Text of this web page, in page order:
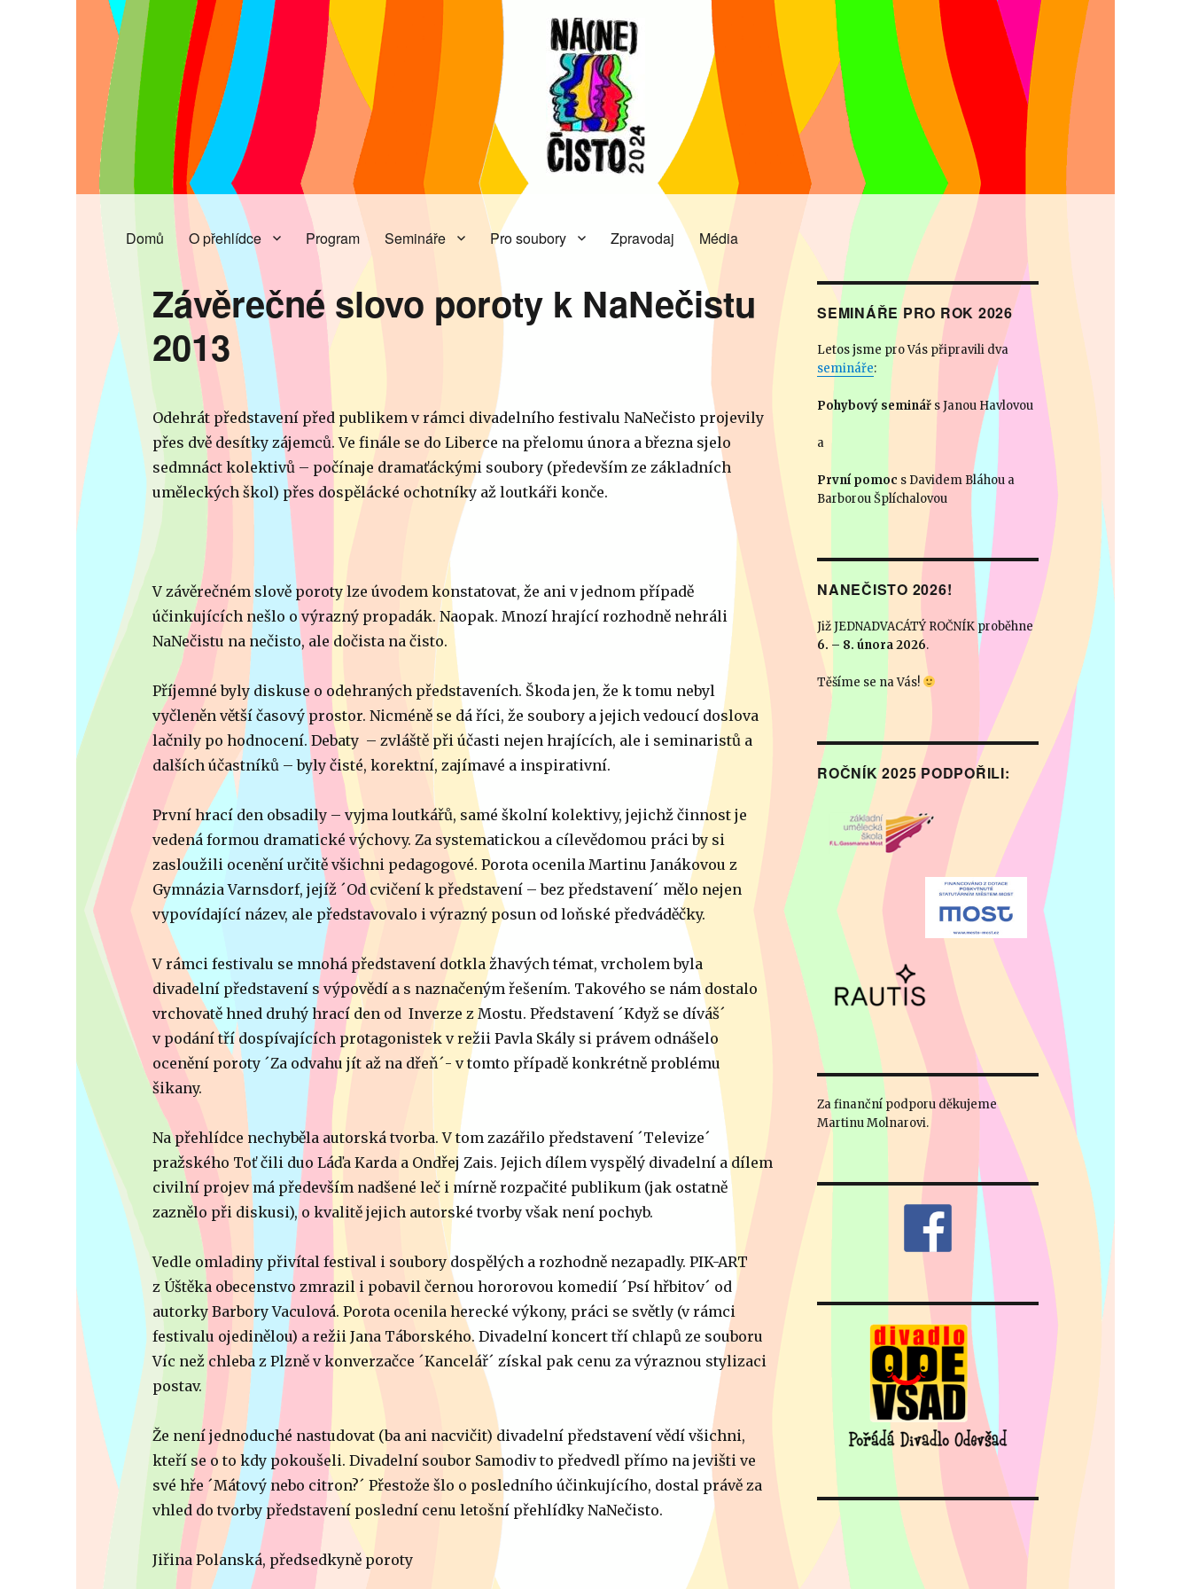
Domů O přehlídce Program Semináře Pro soubory Zpravodaj Média
NaNečisto
Divadelní přehlídka NaNečisto
Závěrečné slovo poroty k NaNečistu
2013
Odehrát představení před publikem v rámci divadelního festivalu NaNečisto projevily
přes dvě desítky zájemců. Ve finále se do Liberce na přelomu února a března sjelo
sedmnáct kolektivů – počínaje dramaťáckými soubory (především ze základních
uměleckých škol) přes dospělácké ochotníky až loutkáři konče.
V závěrečném slově poroty lze úvodem konstatovat, že ani v jednom případě
účinkujících nešlo o výrazný propadák. Naopak. Mnozí hrající rozhodně nehráli
NaNečistu na nečisto, ale dočista na čisto.
Příjemné byly diskuse o odehraných představeních. Škoda jen, že k tomu nebyl
vyčleněn větší časový prostor. Nicméně se dá říci, že soubory a jejich vedoucí doslova
lačnily po hodnocení. Debaty – zvláště při účasti nejen hrajících, ale i seminaristů a
dalších účastníků – byly čisté, korektní, zajímavé a inspirativní.
První hrací den obsadily – vyjma loutkářů, samé školní kolektivy, jejichž činnost je
vedená formou dramatické výchovy. Za systematickou a cílevědomou práci by si
zasloužili ocenění určitě všichni pedagogové. Porota ocenila Martinu Janákovou z
Gymnázia Varnsdorf, jejíž ´Od cvičení k představení – bez představení´ mělo nejen
vypovídající název, ale představovalo i výrazný posun od loňské předváděčky.
V rámci festivalu se mnohá představení dotkla žhavých témat, vrcholem byla
divadelní představení s výpovědí a s naznačeným řešením. Takového se nám dostalo
vrchovatě hned druhý hrací den od Inverze z Mostu. Představení ´Když se díváš´
v podání tří dospívajících protagonistek v režii Pavla Skály si právem odnášelo
ocenění poroty ´Za odvahu jít až na dřeň´- v tomto případě konkrétně problému
šikany.
Na přehlídce nechyběla autorská tvorba. V tom zazářilo představení ´Televize´
pražského Toť čili duo Láďa Karda a Ondřej Zais. Jejich dílem vyspělý divadelní a dílem
civilní projev má především nadšené leč i mírně rozpačité publikum (jak ostatně
zaznělo při diskusi), o kvalitě jejich autorské tvorby však není pochyb.
Vedle omladiny přivítal festival i soubory dospělých a rozhodně nezapadly. PIK-ART
z Úštěka obecenstvo zmrazil i pobavil černou hororovou komedií ´Psí hřbitov´ od
autorky Barbory Vaculová. Porota ocenila herecké výkony, práci se světly (v rámci
festivalu ojedinělou) a režii Jana Táborského. Divadelní koncert tří chlapů ze souboru
Víc než chleba z Plzně v konverzačce ´Kancelář´ získal pak cenu za výraznou stylizaci
postav.
Že není jednoduché nastudovat (ba ani nacvičit) divadelní představení vědí všichni,
kteří se o to kdy pokoušeli. Divadelní soubor Samodiv to předvedl přímo na jevišti ve
své hře ´Mátový nebo citron?´ Přestože šlo o posledního účinkujícího, dostal právě za
vhled do tvorby představení poslední cenu letošní přehlídky NaNečisto.
Jiřina Polanská, předsedkyně poroty
SEMINÁŘE PRO ROK 2026
Letos jsme pro Vás připravili dva
semináře:
Pohybový seminář s Janou Havlovou
a
První pomoc s Davidem Bláhou a
Barborou Šplíchalovou
NANEČISTO 2026!
Již JEDNADVACÁTÝ ROČNÍK proběhne
6. – 8. února 2026.
Těšíme se na Vás!
ROČNÍK 2025 PODPOŘILI:
Za finanční podporu děkujeme
Martinu Molnarovi.